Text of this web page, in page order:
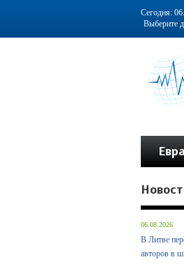
Информационно-аналитическое издание,
Сегодня:
06.08.2026
В Литве
авторов в